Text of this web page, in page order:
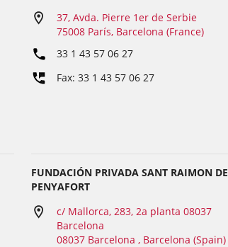
37, Avda. Pierre 1er de Serbie
75008 París, Barcelona (France)
33 1 43 57 06 27
Fax: 33 1 43 57 06 27
FUNDACIÓN PRIVADA SANT RAIMON DE
PENYAFORT
c/ Mallorca, 283, 2a planta 08037
Barcelona
08037 Barcelona , Barcelona (Spain)